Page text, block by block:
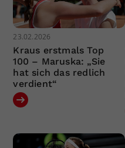
23.02.2026
Kraus erstmals Top
100 – Maruska: „Sie
hat sich das redlich
verdient“